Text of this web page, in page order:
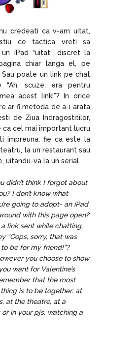
credeati ca v-am uitat,
ce tactica vreti sa
iPad “uitat” discret la
chiar langa el, pe
Sau poate un link pe chat
“Ah, scuze, era pentru
acest link!”? In orice
ar fi metoda de a-i arata
de Ziua Indragostitilor,
ca cel mai important lucru
impreuna: fie ca este la
la un restaurant sau
uitandu-va la un serial.
didn’t think I forgot about
I don’t know what
going to adopt- an iPad
with this page open?
link sent while chatting,
“Oops, sorry, that was
be for my friend!”?
you choose to show
want for Valentine’s
that the most
is to be together: at
at the theatre, at a
in your pj’s, watching a